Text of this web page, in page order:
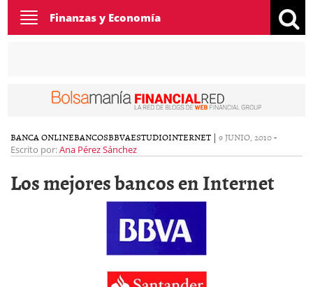
Toggle
navigation
Finanzas y Economía
BANCA ONLINEBANCOSBBVAESTUDIOINTERNET | 9 JUNIO, 2010-
Escrito por:Ana Pérez Sánchez
Los mejores bancos en Internet